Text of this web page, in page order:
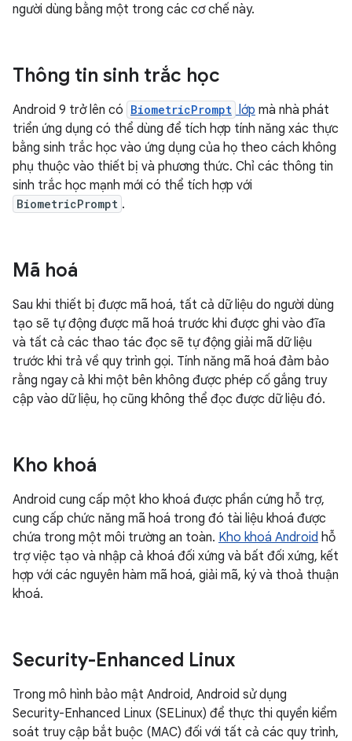
người dùng bằng một trong các cơ chế này.
Thông tin sinh trắc học
Android 9 trở lên có BiometricPrompt lớp mà nhà phát
triển ứng dụng có thể dùng để tích hợp tính năng xác thực
bằng sinh trắc học vào ứng dụng của họ theo cách không
phụ thuộc vào thiết bị và phương thức. Chỉ các thông tin
sinh trắc học mạnh mới có thể tích hợp với
BiometricPrompt .
Mã hoá
Sau khi thiết bị được mã hoá, tất cả dữ liệu do người dùng
tạo sẽ tự động được mã hoá trước khi được ghi vào đĩa
và tất cả các thao tác đọc sẽ tự động giải mã dữ liệu
trước khi trả về quy trình gọi. Tính năng mã hoá đảm bảo
rằng ngay cả khi một bên không được phép cố gắng truy
cập vào dữ liệu, họ cũng không thể đọc được dữ liệu đó.
Kho khoá
Android cung cấp một kho khoá được phần cứng hỗ trợ,
cung cấp chức năng mã hoá trong đó tài liệu khoá được
chứa trong một môi trường an toàn. Kho khoá Android hỗ
trợ việc tạo và nhập cả khoá đối xứng và bất đối xứng, kết
hợp với các nguyên hàm mã hoá, giải mã, ký và thoả thuận
khoá.
Security-Enhanced Linux
Trong mô hình bảo mật Android, Android sử dụng
Security-Enhanced Linux (SELinux) để thực thi quyền kiểm
soát truy cập bắt buộc (MAC) đối với tất cả các quy trình,